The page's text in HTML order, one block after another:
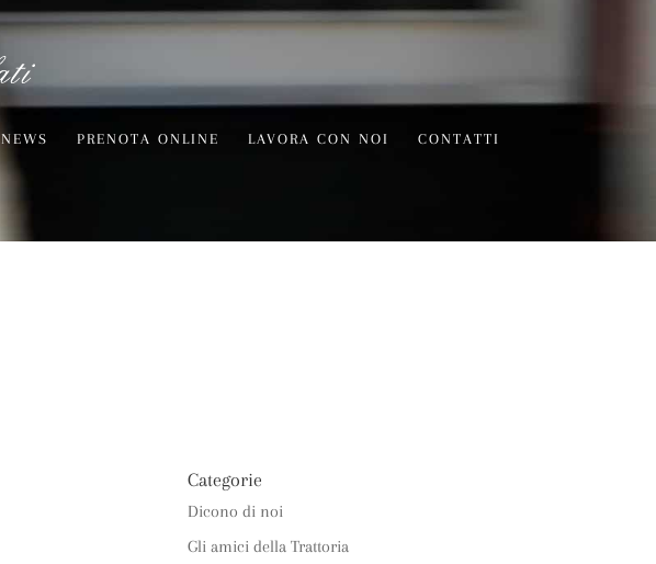
NEWS PRENOTA ONLINE LAVORA CON NOI CONTATTI
Categorie
Dicono di noi
Gli amici della Trattoria